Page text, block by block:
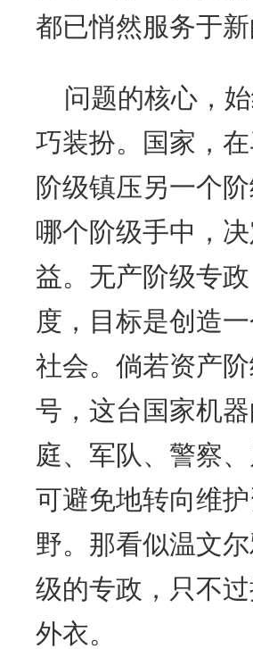
都已悄然服务于新
问题的核心，
巧装扮。国家，
阶级镇压另一个
哪个阶级手中，
益。无产阶级专
度，目标是创造
社会。倘若资产
号，这台国家机
庭、军队、警察
可避免地转向维
野。那看似温文
级的专政，只不
外衣。